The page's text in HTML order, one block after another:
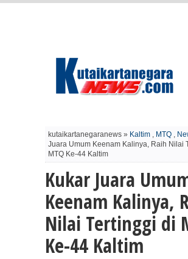
kutaikartanegaranews » Kaltim , MTQ ,
Juara Umum Keenam Kalinya, Raih Nilai
MTQ Ke-44 Kaltim
Kukar Juara
Keenam Kalinya,
Nilai Tertinggi di
Ke-44 Kaltim